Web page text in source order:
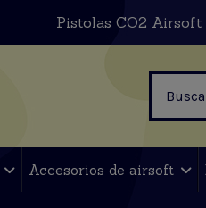
Pistolas CO2 Airsoft
Accesorios de airsoft